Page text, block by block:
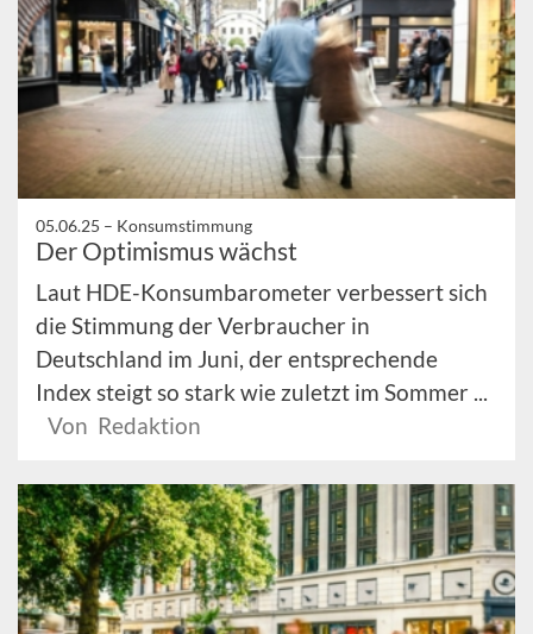
05.06.25 – Konsumstimmung
Der Optimismus wächst
Laut HDE-Konsumbarometer verbessert sich
die Stimmung der Verbraucher in
Deutschland im Juni, der entsprechende
Index steigt so stark wie zuletzt im Sommer ...
Von Redaktion